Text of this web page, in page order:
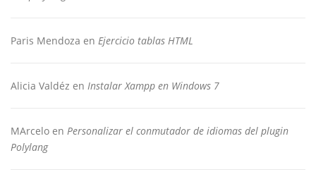
Paris Mendoza en Ejercicio tablas HTML
Alicia Valdéz en Instalar Xampp en Windows 7
MArcelo en Personalizar el conmutador de idiomas del plugin
Polylang